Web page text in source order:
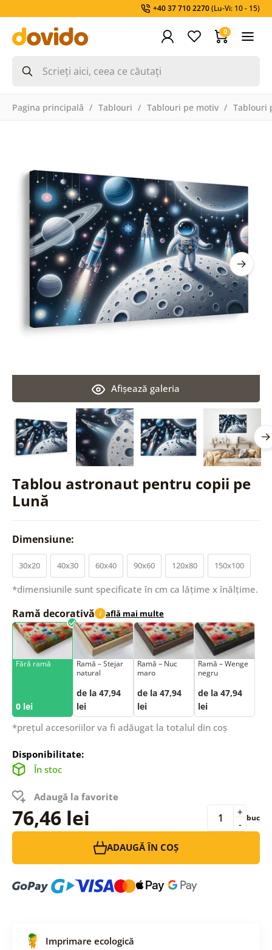
+40 37 710 2270(Lu-Vi: 10 - 15)
0
Pagina principală Tablouri Tablouri pe motiv Tablouri
Tablou astronaut pentru copii pe
Lună
Afişează galeria
Dimensiune:
30x20 40x30 60x40 90x60 120x80 150x100
*dimensiunile sunt specificate în cm ca lățime x înălțime.
Ramă decorativă i află mai multe
Fără ramă
0 lei
Ramă – Stejar
natural
de la 47,94
lei
Ramă – Nuc
maro
de la 47,94
lei
Ramă – Wenge
negru
de la 47,94
lei
*prețul accesoriilor va fi adăugat la totalul din coș
Disponibilitate:
În stoc
Adaugă la favorite
76,46 lei -
+ buc
ADAUGĂ ÎN COȘ
Imprimare ecologică